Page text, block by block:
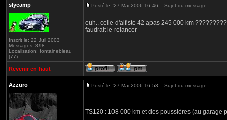
slycamp
Inscrit le: 22 Juil 2003
Messages: 898
Localisation: fontainebleau
(77)
Posté le: 27 Mai 2006 16:46 Sujet du message:
euh.. celle d'alfiste 42 apas 245 000 km
faudrait le relancer
Revenir en haut
Azzuro Posté le: 27 Mai 2006 16:53 Sujet du message:
TS120 : 108 000 km et des poussières (au